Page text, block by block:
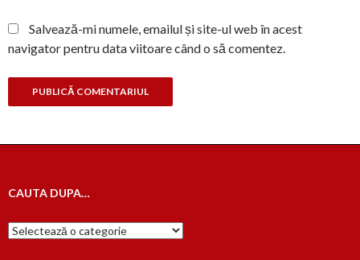
Salvează-mi numele, emailul și site-ul web în acest
navigator pentru data viitoare când o să comentez.
CAUTA DUPA…
Cauta
dupa…